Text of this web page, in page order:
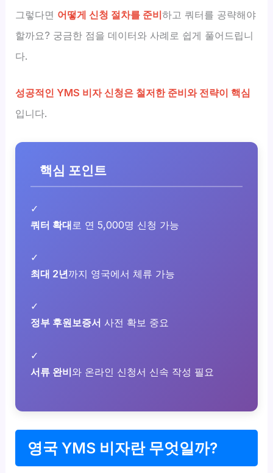
그렇다면 어떻게 신청 절차를 준비하고 쿼터를 공략해야
할까요? 궁금한 점을 데이터와 사례로 쉽게 풀어드립니
다.
성공적인 YMS 비자 신청은 철저한 준비와 전략이 핵심
입니다.
핵심 포인트
✓
쿼터 확대 로 연 5,000명 신청 가능
✓
최대 2년까지 영국에서 체류 가능
✓
정부 후원보증서 사전 확보 중요
✓
서류 완비와 온라인 신청서 신속 작성 필요
영국 YMS 비자란 무엇일까?